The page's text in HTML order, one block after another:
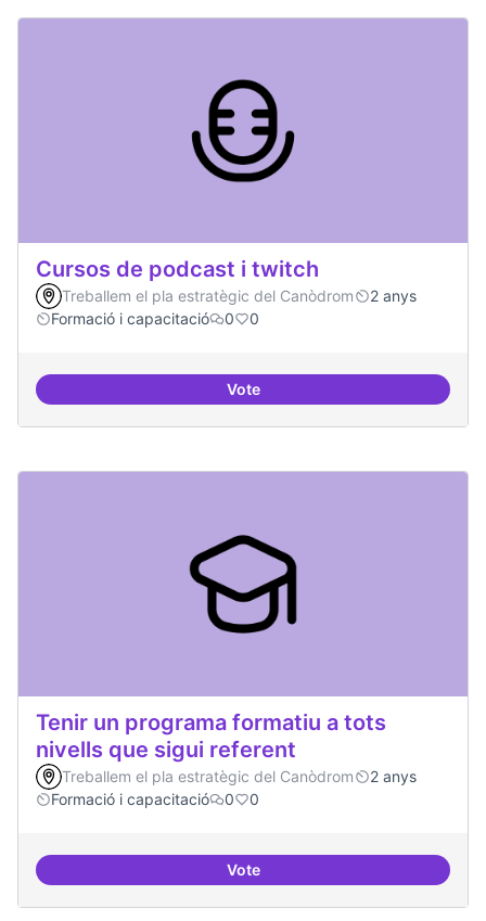
Cursos de podcast i twitch
Treballem el pla estratègic del Canòdrom
2 anys
Formació i capacitació
0 0
VoteCursos de podcast i twitch
Tenir un programa formatiu a tots
nivells que sigui referent
Treballem el pla estratègic del Canòdrom
2 anys
Formació i capacitació
0 0
VoteTenir un programa formatiu a